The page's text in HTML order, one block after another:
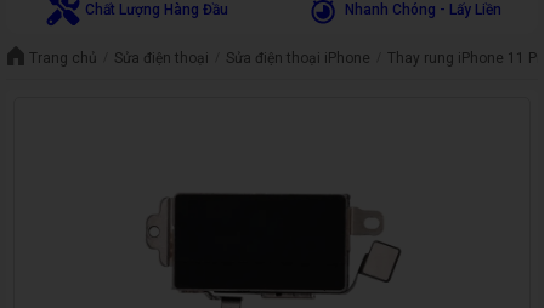
Chất Lượng Hàng Đầu Nhanh Chóng - Lấy Liền
Trang chủ Sửa điện thoại Sửa điện thoại iPhone Thay rung iPhone 11